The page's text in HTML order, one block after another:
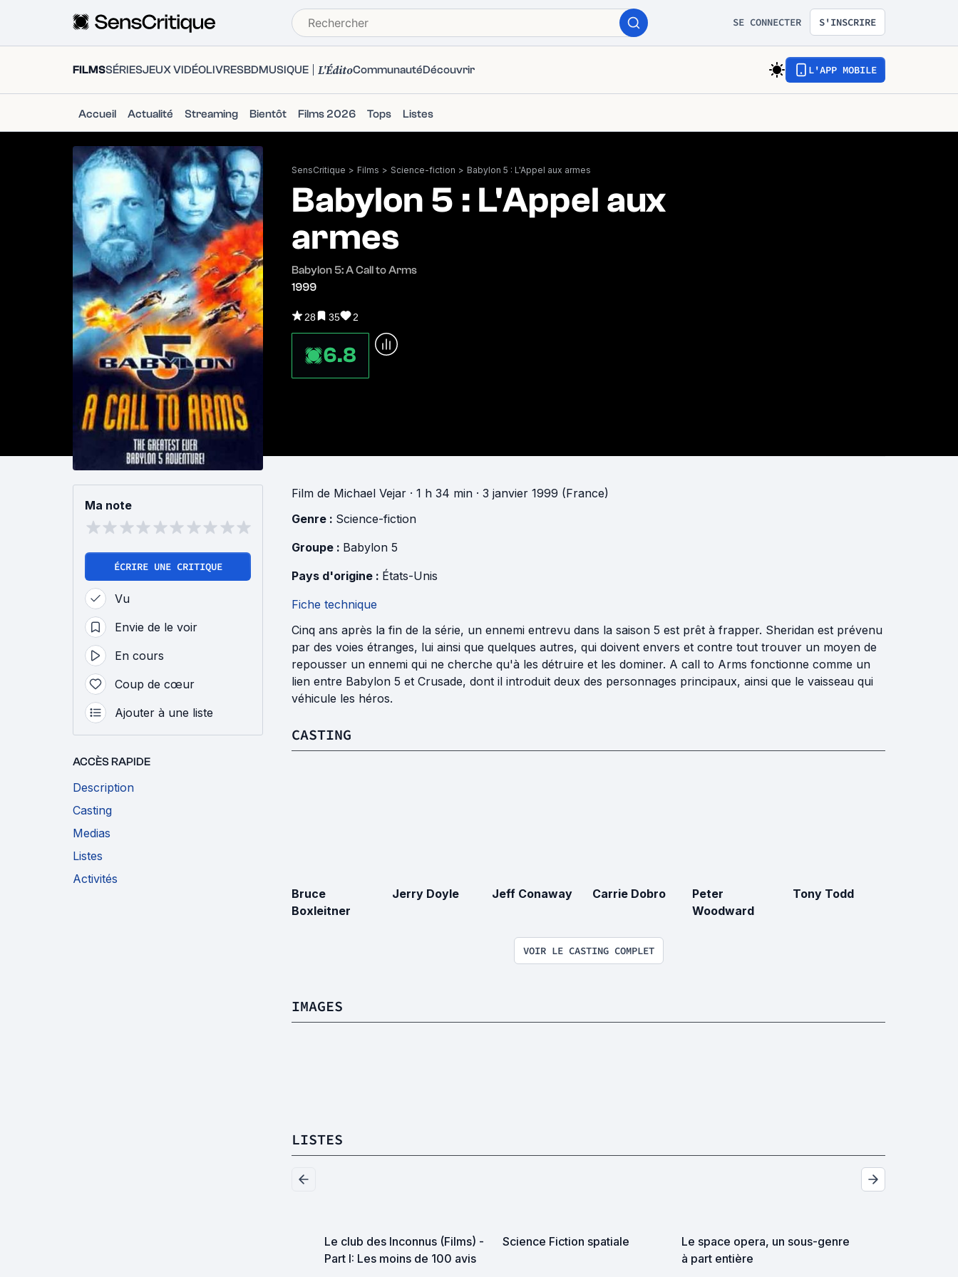
SE CONNECTER S'INSCRIRE
FILMSSÉRIESJEUX VIDÉOLIVRESBDMUSIQUE L'ÉditoCommunautéDécouvrir L'APP MOBILE
Accueil Actualité Streaming Bientôt Films 2026 Tops Listes
SensCritique > Films > Science-fiction > Babylon 5 : L'Appel aux armes
Babylon 5 : L'Appel aux
armes
Babylon 5: A Call to Arms
1999
28 35 2
6.8
Ma note
ÉCRIRE UNE CRITIQUE
Vu
Envie de le voir
En cours
Coup de cœur
Ajouter à une liste
ACCÈS RAPIDE
Description
Casting
Medias
Listes
Activités
Film de Michael Vejar · 1 h 34 min · 3 janvier 1999 (France)
Genre : Science-fiction
Groupe : Babylon 5
Pays d'origine : États-Unis
Fiche technique
Cinq ans après la fin de la série, un ennemi entrevu dans la saison 5 est prêt à frapper. Sheridan est prévenu
par des voies étranges, lui ainsi que quelques autres, qui doivent envers et contre tout trouver un moyen de
repousser un ennemi qui ne cherche qu'à les détruire et les dominer. A call to Arms fonctionne comme un
lien entre Babylon 5 et Crusade, dont il introduit deux des personnages principaux, ainsi que le vaisseau qui
véhicule les héros.
CASTING
Bruce
Boxleitner
Jerry Doyle Jeff Conaway Carrie Dobro
Peter
Woodward
Tony Todd
VOIR LE CASTING COMPLET
IMAGES
LISTES
Le club des Inconnus (Films) -
Part I: Les moins de 100 avis
Science Fiction spatiale
Le space opera, un sous-genre
à part entière